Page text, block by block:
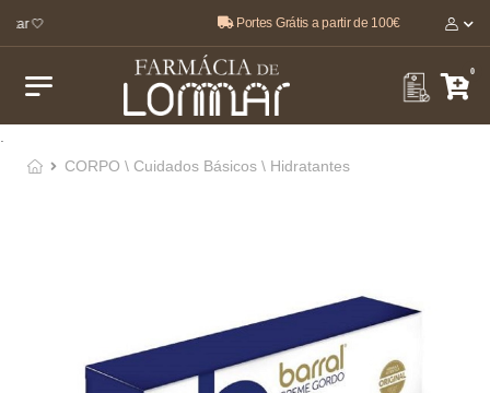
🤍 Portes Grátis a partir de 100€
0
CORPO \ Cuidados Básicos \ Hidratantes